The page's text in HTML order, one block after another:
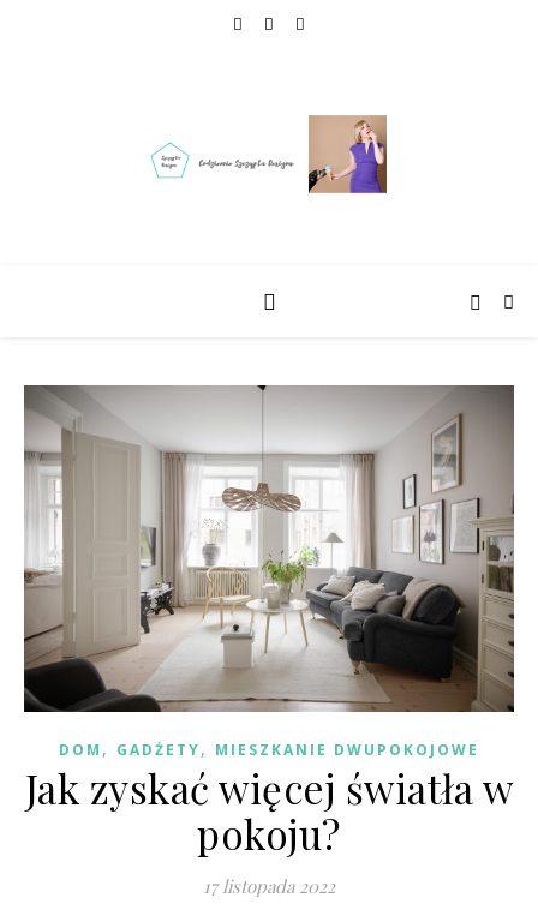
DOM , GADŻETY, MIESZKANIE DWUPOKOJOWE
Jak zyskać więcej światła w
pokoju?
17 listopada 2022